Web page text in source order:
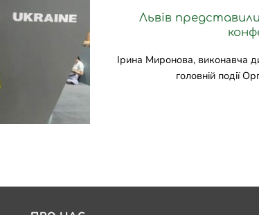
Львів
Ірина Миронова, виконавча
головній події